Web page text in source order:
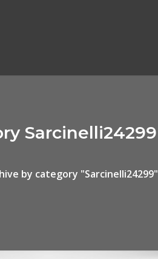
Sarcinelli24299
by category "Sarcinelli24299"